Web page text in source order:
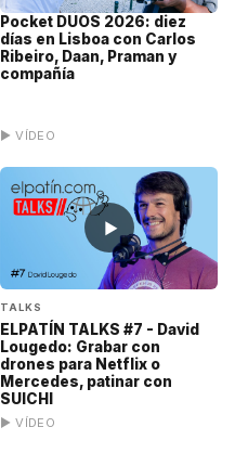
Pocket DUOS 2026: diez
días en Lisboa con Carlos
Ribeiro, Daan, Praman y
compañía
▶ VÍDEO
▶
TALKS
ELPATÍN TALKS #7 - David
Lougedo: Grabar con
drones para Netflix o
Mercedes, patinar con
SUICHI
▶ VÍDEO